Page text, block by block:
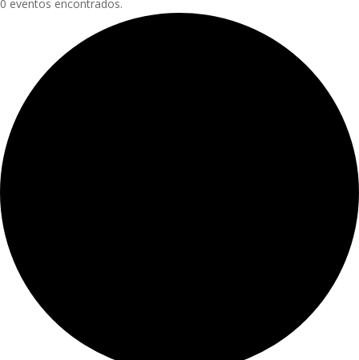
0 eventos encontrados.